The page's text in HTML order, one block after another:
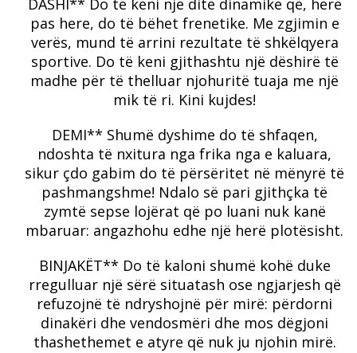
DASHI** Do të keni një ditë dinamike që, herë
pas here, do të bëhet frenetike. Me zgjimin e
verës, mund të arrini rezultate të shkëlqyera
sportive. Do të keni gjithashtu një dëshirë të
madhe për të thelluar njohuritë tuaja me një
mik të ri. Kini kujdes!
DEMI** Shumë dyshime do të shfaqen,
ndoshta të nxitura nga frika nga e kaluara,
sikur çdo gabim do të përsëritet në mënyrë të
pashmangshme! Ndalo së pari gjithçka të
zymtë sepse lojërat që po luani nuk kanë
mbaruar: angazhohu edhe një herë plotësisht.
BINJAKËT** Do të kaloni shumë kohë duke
rregulluar një sërë situatash ose ngjarjesh që
refuzojnë të ndryshojnë për mirë: përdorni
dinakëri dhe vendosmëri dhe mos dëgjoni
thashethemet e atyre që nuk ju njohin mirë.